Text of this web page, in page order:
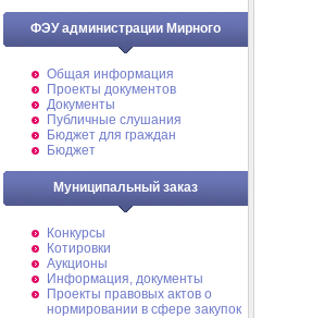
ФЭУ администрации Мирного
Общая информация
Проекты документов
Документы
Публичные слушания
Бюджет для граждан
Бюджет
Муниципальный заказ
Конкурсы
Котировки
Аукционы
Информация, документы
Проекты правовых актов о
нормировании в сфере закупок